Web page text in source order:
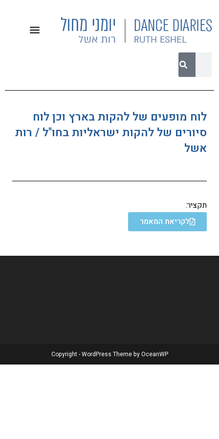
לוח מופעים של להקות בארץ וכן לוח
סיורים של להקות ישראליות בחו"ל / רות
אשל
תקציר:
לקריאת המאמר
Copyright - WordPress Theme by OceanWP